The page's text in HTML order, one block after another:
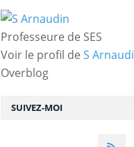
SUIVEZ-MOI
Professeure de SES
Voir le profil de S
Overblog